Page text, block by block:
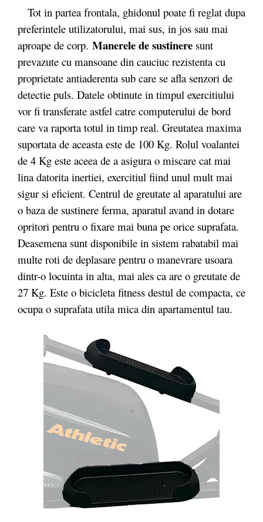
Tot in partea frontala, ghidonul poate fi reglat dupa
preferintele utilizatorului, mai sus, in jos sau mai
aproape de corp. Manerele de sustinere sunt
prevazute cu mansoane din cauciuc rezistenta cu
proprietate antiaderenta sub care se afla senzori de
detectie puls. Datele obtinute in timpul exercitiului
vor fi transferate astfel catre computerului de bord
care va raporta totul in timp real. Greutatea maxima
suportata de aceasta este de 100 Kg. Rolul voalantei
de 4 Kg este aceea de a asigura o miscare cat mai
lina datorita inertiei, exercitiul fiind unul mult mai
sigur si eficient. Centrul de greutate al aparatului are
o baza de sustinere ferma, aparatul avand in dotare
opritori pentru o fixare mai buna pe orice suprafata.
Deasemena sunt disponibile in sistem rabatabil mai
multe roti de deplasare pentru o manevrare usoara
dintr-o locuinta in alta, mai ales ca are o greutate de
27 Kg. Este o bicicleta fitness destul de compacta, ce
ocupa o suprafata utila mica din apartamentul tau.